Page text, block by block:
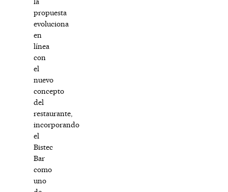
propuesta
evoluciona
en
línea
con
el
nuevo
concepto
del
restaurante,
incorporando
el
Bistec
Bar
como
uno